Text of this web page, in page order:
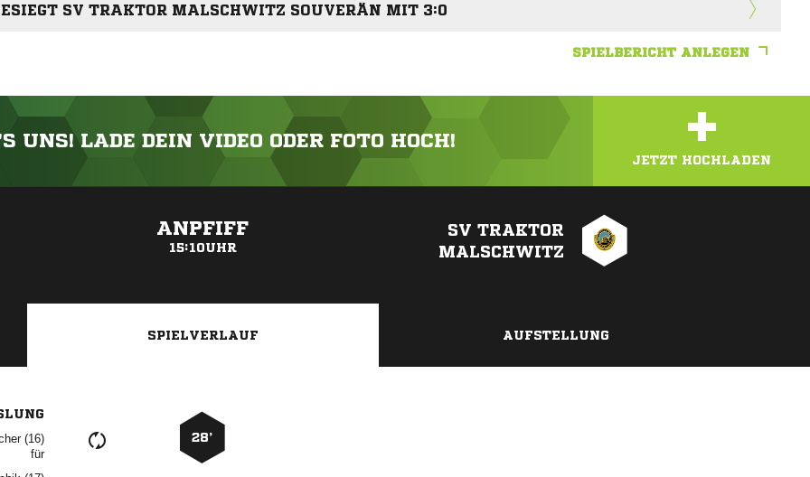
SV TRAKTOR MALSCHWITZ SOUVERÄN MIT 3:0
SPIELBERICHT ANLEGEN
UNS! LADE DEIN VIDEO ODER FOTO HOCH! +
JETZT HOCHLADEN
ANPFIFF
15:10UHR
SV TRAKTOR
MALSCHWITZ
SPIELVERLAUF AUFSTELLUNG

für
28’